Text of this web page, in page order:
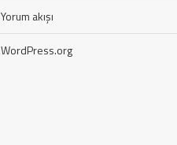
Yorum akışı
WordPress.org